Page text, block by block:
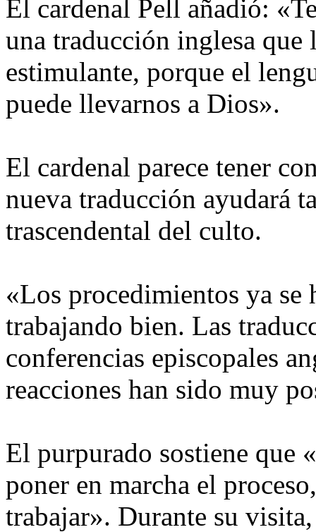
El cardenal Pell añadió:
una traducción inglesa que
estimulante, porque el
puede llevarnos a Dios».
El cardenal parece tener
nueva traducción ayudará
trascendental del culto.
«Los procedimientos ya se
trabajando bien. Las
conferencias episcopales
reacciones han sido muy
El purpurado sostiene que
poner en marcha el
trabajar». Durante su